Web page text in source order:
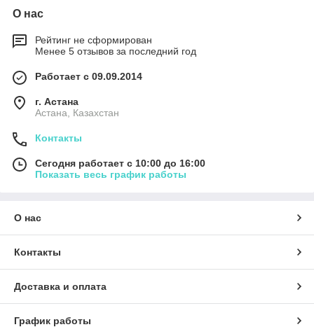
О нас
Рейтинг не сформирован
Менее 5 отзывов за последний год
Работает с 09.09.2014
г. Астана
Астана, Казахстан
Контакты
Сегодня работает с 10:00 до 16:00
Показать весь график работы
О нас
Контакты
Доставка и оплата
График работы